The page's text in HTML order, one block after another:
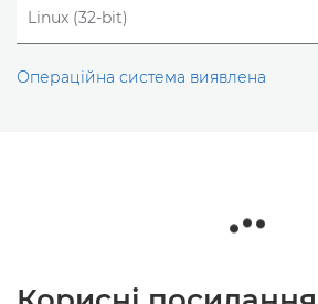
Операційна система виявлена